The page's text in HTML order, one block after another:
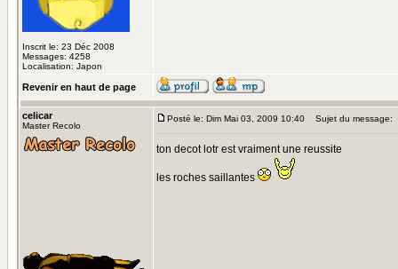
Inscrit le: 23 Déc 2008
Messages: 4258
Localisation: Japon
Revenir en haut de page
celicar
Master Recolo
Posté le: Dim Mai 03, 2009 10:40 Sujet du message:
ton decot lotr est vraiment une reussite
les roches saillantes